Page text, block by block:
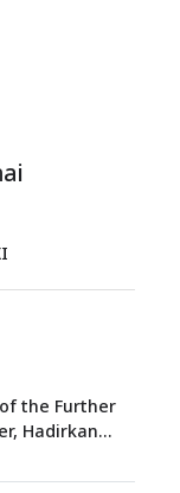
the Further
Hadirkan
Kini Masuk